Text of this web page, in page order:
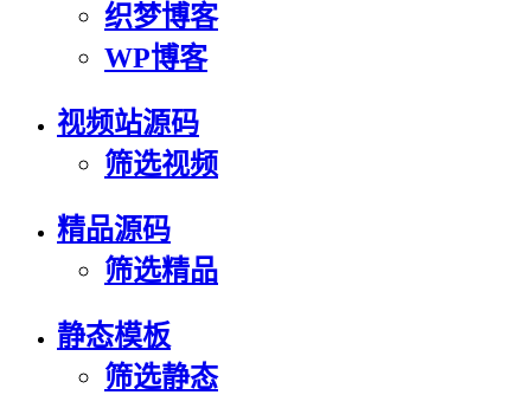
织梦博客
WP博客
视频站源码
筛选视频
精品源码
筛选精品
静态模板
筛选静态